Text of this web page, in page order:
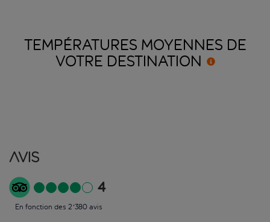
TEMPÉRATURES MOYENNES DE
VOTRE DESTINATION
Avis
4
En fonction des 2'380 avis